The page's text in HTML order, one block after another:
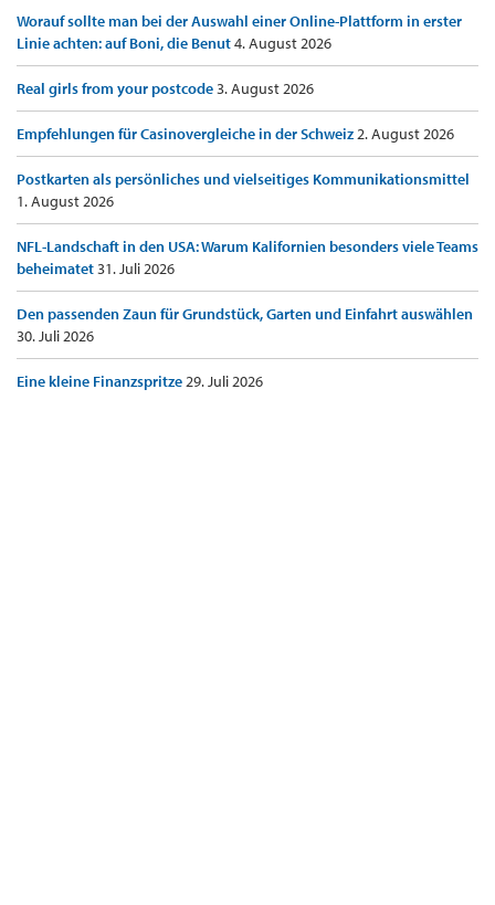
Worauf sollte man bei der Auswahl einer Online-Plattform in erster
Linie achten: auf Boni, die Benut4. August 2026
Real girls from your postcode3. August 2026
Empfehlungen für Casinovergleiche in der Schweiz2. August 2026
Postkarten als persönliches und vielseitiges Kommunikationsmittel
1. August 2026
NFL-Landschaft in den USA: Warum Kalifornien besonders viele Teams
beheimatet31. Juli 2026
Den passenden Zaun für Grundstück, Garten und Einfahrt auswählen
30. Juli 2026
Eine kleine Finanzspritze29. Juli 2026